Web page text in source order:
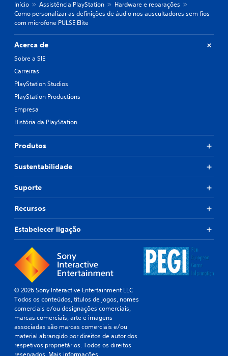
Início Assistência PlayStation
Hardware e reparações
Como personalizar as definições de áudio nos auscultadores sem fios
com microfone PULSE Elite
Acerca de
Sobre a SIE
Carreiras
PlayStation Studios
PlayStation Productions
Empresa
História da PlayStation
Produtos
Sustentabilidade
Suporte
Recursos
Estabelecer ligação
© 2026 Sony Interactive Entertainment LLC
Todos os conteúdos, títulos de jogos, nomes
comerciais e/ou designações comerciais,
marcas comerciais, arte e imagens
associadas são marcas comerciais e/ou
material abrangido por direitos de autor dos
respetivos proprietários. Todos os direitos